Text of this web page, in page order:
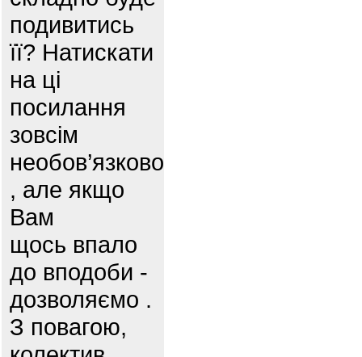
подивитись
її? Натискати
на ці
посилання
зовсім
необов’язково
, але якщо
Вам
щось впало
до вподоби -
дозволяємо .
З повагою,